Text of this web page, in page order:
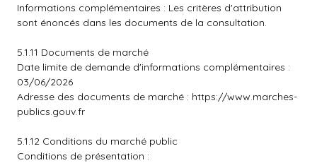
Informations complémentaires : Les critères d'attribution
sont énoncés dans les documents de la consultation.
5.1.11 Documents de marché
Date limite de demande d'informations complémentaires :
03/06/2026
Adresse des documents de marché : https://www.marches-
publics.gouv.fr
5.1.12 Conditions du marché public
Conditions de présentation :